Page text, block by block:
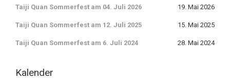
Taiji Quan Sommerfest am 04. Juli 2026 19. Mai 2026
Taiji Quan Sommerfest am 12. Juli 2025 15. Mai 2025
Taiji Quan Sommerfest am 6. Juli 2024 28. Mai 2024
Kalender